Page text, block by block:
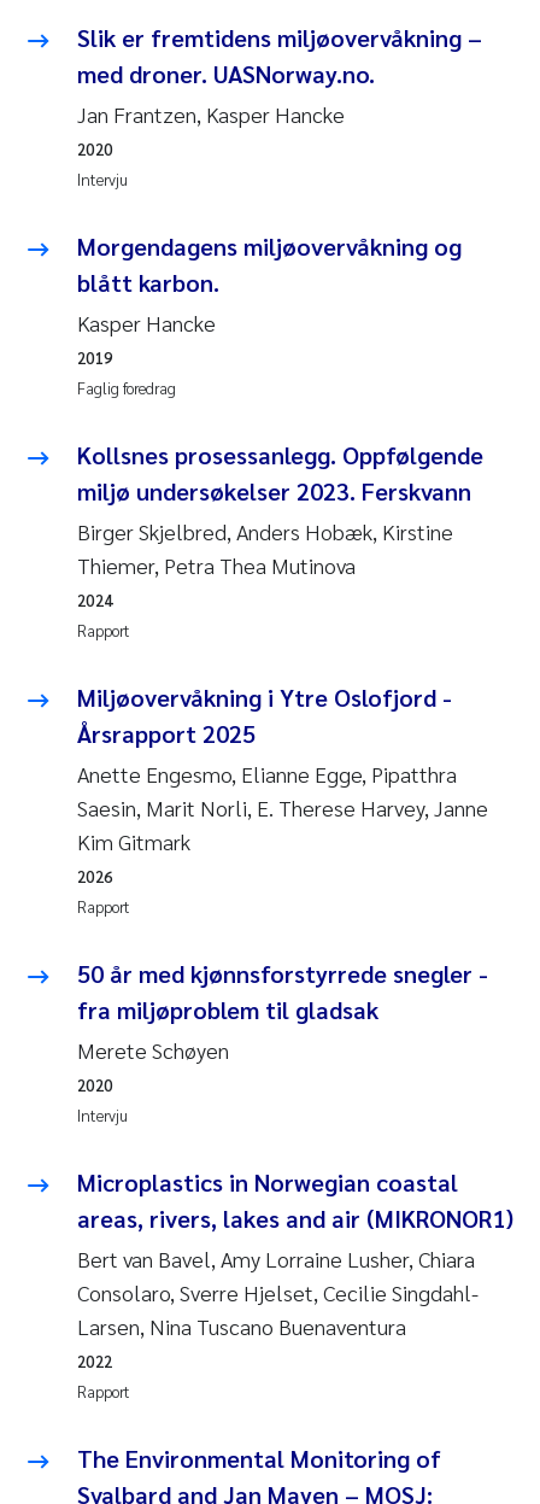
2007
2006
2005
Sandra Stadniczenko Gran
Anette Engesmo
Kathrine Ivsett Johnsen
Line Johanne Barkved
Juan Carlos Farias Pardo
Chiara Consolaro
Frode Sundnes
Ian Allan
Bert van Bavel
Marianne Mosberg
Kathinka Fürst
Caroline Enge
Hans Nicolai Adam
Mari Moren
Paula Brighytte Ocampo Ramon
Liv Bente Skancke
Maeve McGovern
Erling Aarhus Bratsberg
Heleen de Wit
Slik er fremtidens miljøovervåkning –
med droner. UASNorway.no.
Jan Frantzen, Kasper Hancke
Intervju
2020
Morgendagens miljøovervåkning og
blått karbon.
Kasper Hancke
Faglig foredrag
2019
Kollsnes prosessanlegg. Oppfølgende
miljø undersøkelser 2023. Ferskvann
Birger Skjelbred, Anders Hobæk, Kirstine
Thiemer, Petra Thea Mutinova
Rapport
2024
Miljøovervåkning i Ytre Oslofjord -
Årsrapport 2025
Anette Engesmo, Elianne Egge, Pipatthra
Saesin, Marit Norli, E. Therese Harvey, Janne
Kim Gitmark
Rapport
2026
50 år med kjønnsforstyrrede snegler -
fra miljøproblem til gladsak
Merete Schøyen
Intervju
2020
Microplastics in Norwegian coastal
areas, rivers, lakes and air (MIKRONOR1)
Bert van Bavel, Amy Lorraine Lusher, Chiara
Consolaro, Sverre Hjelset, Cecilie Singdahl-
Larsen, Nina Tuscano Buenaventura
Rapport
2022
The Environmental Monitoring of
Svalbard and Jan Mayen – MOSJ: